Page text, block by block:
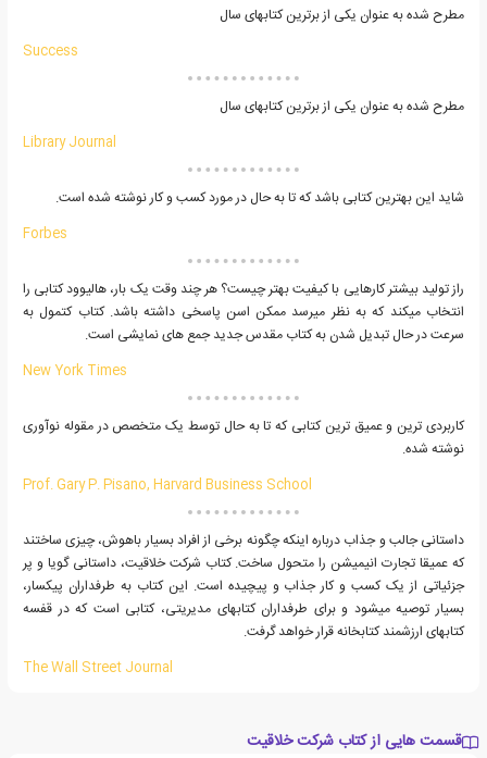
مطرح شده به عنوان یکی از برترین کتابهای سال
Success
مطرح شده به عنوان یکی از برترین کتابهای سال
Library Journal
شاید این بهترین کتابی باشد که تا به حال در مورد کسب و کار نوشته شده است.
Forbes
راز تولید بیشتر کارهایی با کیفیت بهتر چیست؟ هر چند وقت یک بار، هالیوود کتابی را
انتخاب میکند که به نظر میرسد ممکن اسن پاسخی داشته باشد. کتاب کتمول به
سرعت در حال تبدیل شدن به کتاب مقدس جدید جمع های نمایشی است.
New York Times
کاربردی ترین و عمیق ترین کتابی که تا به حال توسط یک متخصص در مقوله نوآوری
نوشته شده.
Prof. Gary P. Pisano, Harvard Business School
داستانی جالب و جذاب درباره اینکه چگونه برخی از افراد بسیار باهوش، چیزی ساختند
که عمیقا تجارت انیمیشن را متحول ساخت. کتاب شرکت خلاقیت، داستانی گویا و پر
جزئیاتی از یک کسب و کار جذاب و پیچیده است. این کتاب به طرفداران پیکسار،
بسیار توصیه میشود و برای طرفداران کتابهای مدیریتی، کتابی است که در قفسه
کتابهای ارزشمند کتابخانه قرار خواهد گرفت.
The Wall Street Journal
قسمت هایی از کتاب شرکت خلاقیت